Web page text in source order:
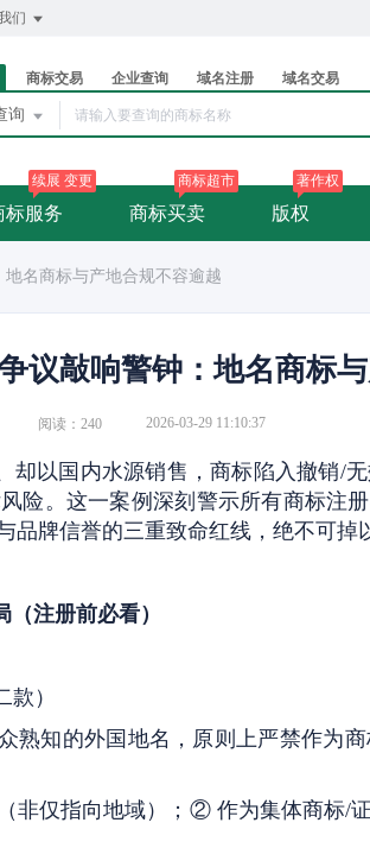
们
商标交易 企业查询 域名注册 域名交易
询
标服务
续展 变更
商标买卖
商标超市
版权
著作权
名商标与产地合规不容逾越
议敲响警钟：地名商标
阅读：240 2026-03-29 11:10:37
却以国内水源销售，商标陷入撤销/
险。这一案例深刻警示所有商标注
牌信誉的三重致命红线，绝不可掉
注册前必看）
）
熟知的外国地名，原则上严禁作为
非仅指向地域）；② 作为集体商标/